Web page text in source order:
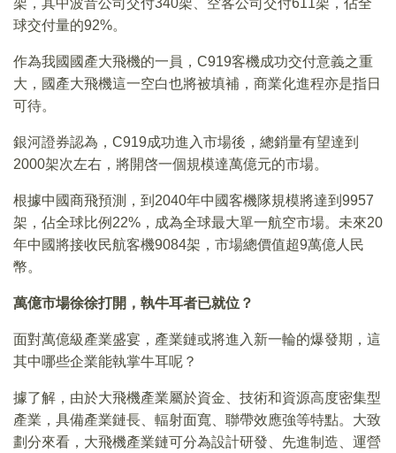
架，其中波音公司交付340架、空客公司交付611架，佔全
球交付量的92%。
作為我國國產大飛機的一員，C919客機成功交付意義之重
大，國產大飛機這一空白也將被填補，商業化進程亦是指日
可待。
銀河證券認為，C919成功進入市場後，總銷量有望達到
2000架次左右，將開啓一個規模達萬億元的市場。
根據中國商飛預測，到2040年中國客機隊規模將達到9957
架，佔全球比例22%，成為全球最大單一航空市場。未來20
年中國將接收民航客機9084架，市場總價值超9萬億人民
幣。
萬億市場徐徐打開，執牛耳者已就位？
面對萬億級產業盛宴，產業鏈或將進入新一輪的爆發期，這
其中哪些企業能執掌牛耳呢？
據了解，由於大飛機產業屬於資金、技術和資源高度密集型
產業，具備產業鏈長、輻射面寬、聯帶效應強等特點。大致
劃分來看，大飛機產業鏈可分為設計研發、先進制造、運營